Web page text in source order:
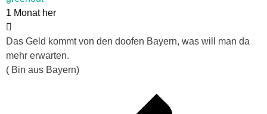
1 Monat her
Das Geld kommt von den doofen Bayern, was will man da
mehr erwarten.
( Bin aus Bayern)